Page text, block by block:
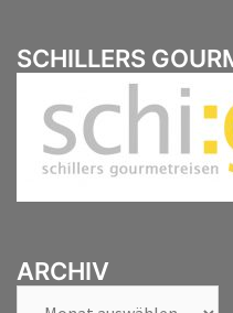
SCHILLERS
ARCHIV